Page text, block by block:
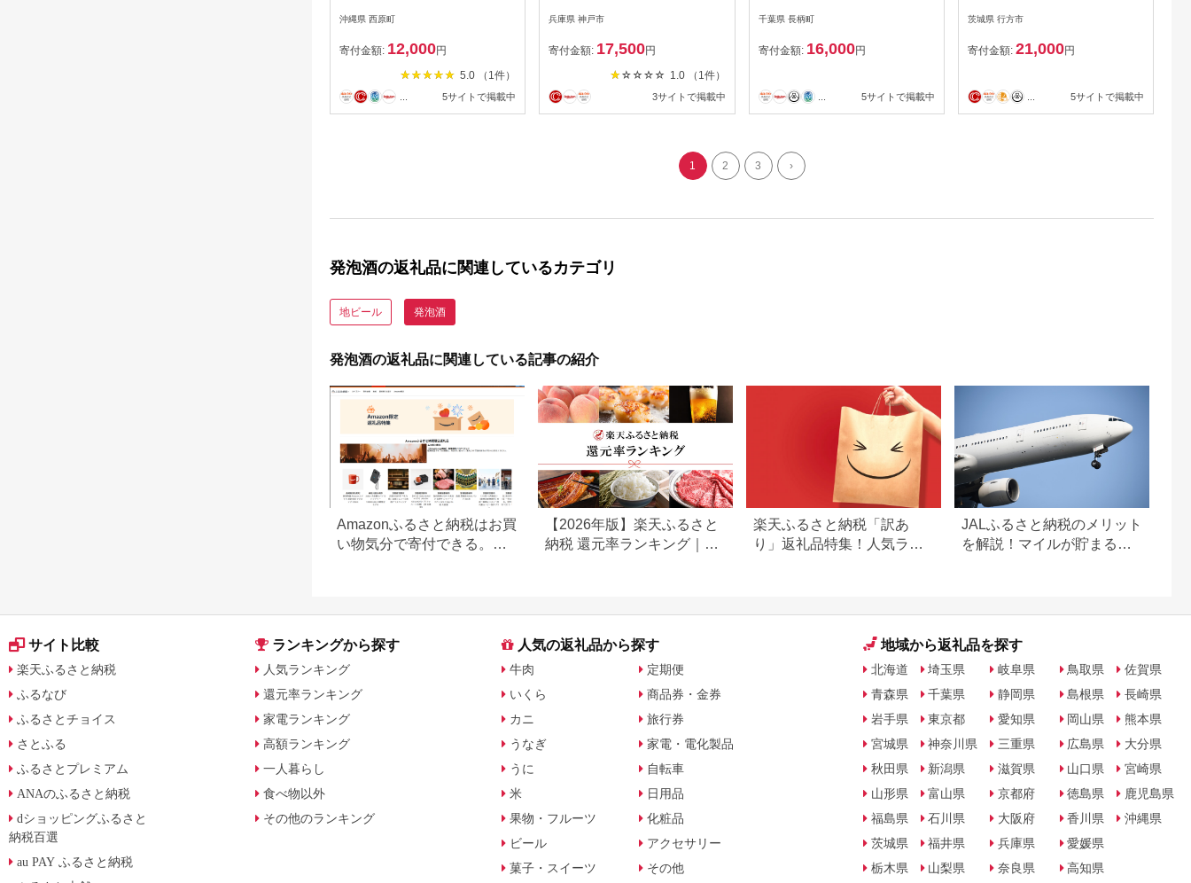
ター(350ml×24本)
沖縄県 西原町
寄付金額: 12,000円
5.0 （1件）
5サイトで掲載中
上＜生＞ 500ml缶 1ケー
酒 発泡酒 ビール類 ギ
フト | 麒麟 KIRIN 缶ビール
酒 お酒 さけ 詰合せ 24本 ア
ルコール お取り寄せ 人気
兵庫県 神戸市
寄付金額: 17,500円
1.0 （1件）
3サイトで掲載中
セット【1573749】
千葉県 長柄町
寄付金額: 16,000円
5サイトで掲載中
YAKIIMO MEDLEY（焼き
CU-190
茨城県 行方市
寄付金額: 21,000円
5サイトで掲載中
1 2 3 ›
発泡酒の返礼品に関連しているカテゴリ
地ビール 発泡酒
発泡酒の返礼品に関連している記事の紹介
Amazonふるさと納税はお買
い物気分で寄付できる。
【2026年版】楽天ふるさと
納税 還元率ランキング｜高
楽天ふるさと納税「訳あ
り」返礼品特集！人気ラン
JALふるさと納税のメリット
を解説！マイルが貯まる仕
サイト比較
楽天ふるさと納税
ふるなび
ふるさとチョイス
さとふる
ふるさとプレミアム
ANAのふるさと納税
dショッピングふるさと
納税百選
au PAY ふるさと納税
ランキングから探す
人気ランキング
還元率ランキング
家電ランキング
高額ランキング
一人暮らし
食べ物以外
その他のランキング
人気の返礼品から探す
牛肉
いくら
カニ
うなぎ
うに
米
果物・フルーツ
ビール
菓子・スイーツ
定期便
商品券・金券
旅行券
家電・電化製品
自転車
日用品
化粧品
アクセサリー
その他
地域から返礼品を探す
北海道
青森県
岩手県
宮城県
秋田県
山形県
福島県
茨城県
栃木県
埼玉県
千葉県
東京都
神奈川県
新潟県
富山県
石川県
福井県
山梨県
岐阜県
静岡県
愛知県
三重県
滋賀県
京都府
大阪府
兵庫県
奈良県
鳥取県
島根県
岡山県
広島県
山口県
徳島県
香川県
愛媛県
高知県
佐賀県
長崎県
熊本県
大分県
宮崎県
鹿児島県
沖縄県